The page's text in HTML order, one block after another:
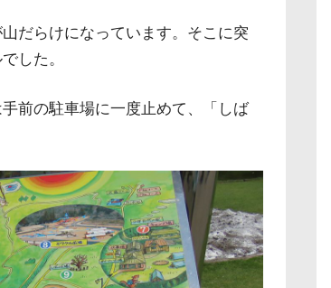
だらけになっています。そこに突
した。
前の駐車場に一度止めて、「しば